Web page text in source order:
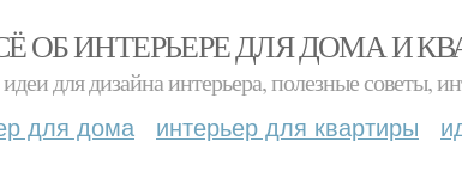
ОБ ИНТЕРЬЕРЕ ДЛЯ ДОМА И
для дизайна интерьера, полезные советы,
для дома интерьер для квартиры